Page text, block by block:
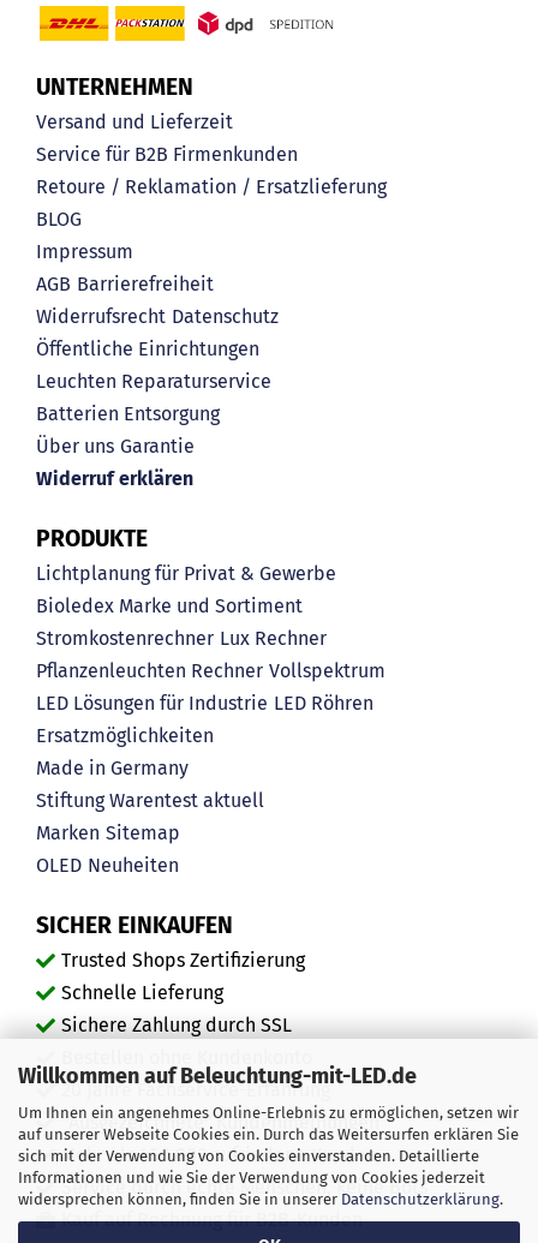
Willkommen auf Beleuchtung-mit-LED.de
Um Ihnen ein angenehmes Online-Erlebnis zu ermöglichen, setzen wir
auf unserer Webseite Cookies ein. Durch das Weitersurfen erklären Sie
sich mit der Verwendung von Cookies einverstanden. Detaillierte
Informationen und wie Sie der Verwendung von Cookies jederzeit
widersprechen können, finden Sie in unserer Datenschutzerklärung.
UNTERNEHMEN
Versand und Lieferzeit
Service für B2B Firmenkunden
Retoure / Reklamation / Ersatzlieferung
BLOG
Impressum
AGB Barrierefreiheit
Widerrufsrecht Datenschutz
Öffentliche Einrichtungen
Leuchten Reparaturservice
Batterien Entsorgung
Über uns Garantie
Widerruf erklären
PRODUKTE
Lichtplanung für Privat & Gewerbe
Bioledex Marke und Sortiment
Stromkostenrechner Lux Rechner
Pflanzenleuchten Rechner Vollspektrum
LED Lösungen für Industrie LED Röhren
Ersatzmöglichkeiten
Made in Germany
Stiftung Warentest aktuell
Marken Sitemap
OLED Neuheiten
SICHER EINKAUFEN
Trusted Shops Zertifizierung
Schnelle Lieferung
Sichere Zahlung durch SSL
20 Jahre Fachservice-Erfahrung
"Ausgezeichnete" Kundenmeinungen
Mehr als 450.000 zufriedene Kunden
Service durch echte Menschen, keine Bots
Kauf auf Rechnung für B2B-Kunden